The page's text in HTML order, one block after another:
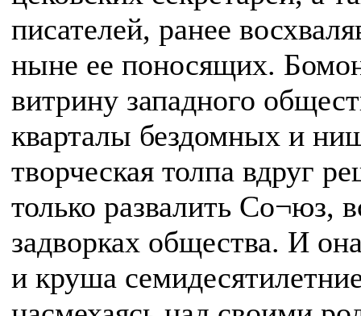
писателей, ранее
ныне ее поносящих.
витрину западного
кварталы бездомных и
творческая толпа вдруг
только развалить Со¬юз,
задворках общества. И
и круша